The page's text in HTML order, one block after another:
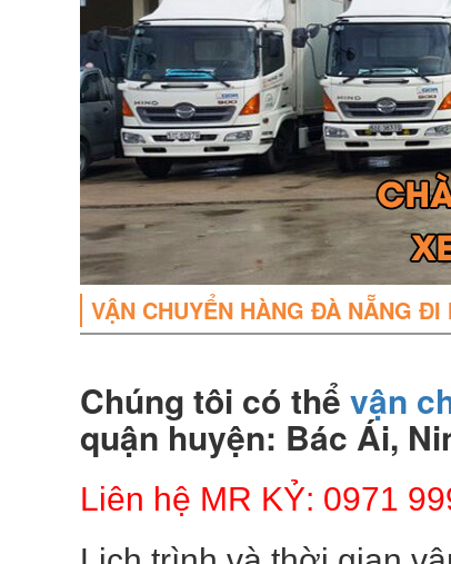
VẬN CHUYỂN HÀNG ĐÀ NẴNG ĐI
Chúng tôi có thể vận
quận huyện: Bác Ái,
Liên hệ MR KỶ: 0971